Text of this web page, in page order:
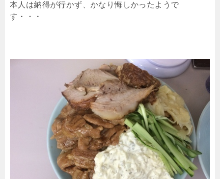
本人は納得が行かず、かなり悔しかったようで
す・・・